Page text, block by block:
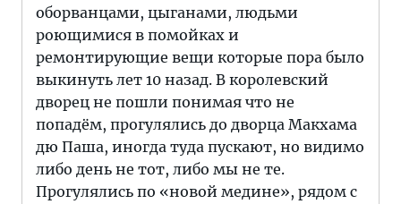
оборванцами, цыганами, людьми
роющимися в помойках и
ремонтирующие вещи которые пора было
выкинуть лет 10 назад. В королевский
дворец не пошли понимая что не
попадём, прогулялись до дворца Макхама
дю Паша, иногда туда пускают, но видимо
либо день не тот, либо мы не те.
Прогулялись по «новой медине», рядом с